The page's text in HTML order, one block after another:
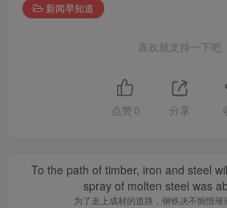
新闻早知道
喜欢就支持一下吧
点赞 0 分享
To the path of timber, iron and steel
spray of molten steel was
为了走上成材的道路，钢铁决不惋惜璀